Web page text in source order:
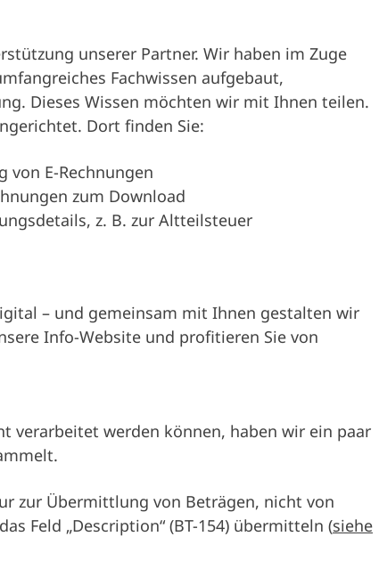
unserer Partner. Wir haben im Zuge
Fachwissen aufgebaut,
Dieses Wissen möchten wir mit Ihnen teilen.
Dort finden Sie:
von E-Rechnungen
zum Download
z. B. zur Altteilsteuer
– und gemeinsam mit Ihnen gestalten wir
Info-Website und profitieren Sie von
verarbeitet werden können, haben wir ein paar
zur Übermittlung von Beträgen, nicht von
Feld „Description“ (BT-154) übermitteln (siehe